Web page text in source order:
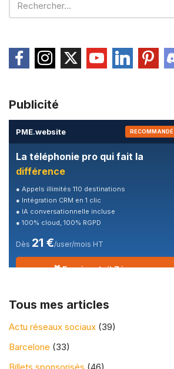
Publicité
PME.website RECOMMANDÉ
La téléphonie pro qui fait la
différence
● Appels illimités 110 destinations
● Intégration CRM en 1 clic
● IA conversationnelle incluse
● 100% cloud, 100% RGPD
Dès 21 €/user/mois HT
🎁 Essai gratuit 7 jours
Tous mes articles
Actu réseaux sociaux (39)
Barcelone (33)